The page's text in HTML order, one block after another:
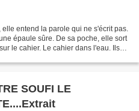
entend la parole qui ne s'écrit pas.
épaule sûre. De sa poche, elle sort
le cahier. Le cahier dans l'eau. Ils
SOUFI LE